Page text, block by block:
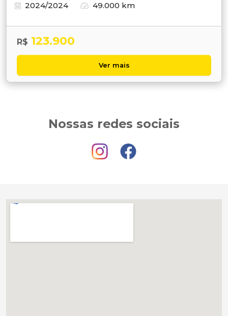
2024/2024
49.000 km
R$ 123.900
Ver mais
Nossas redes sociais